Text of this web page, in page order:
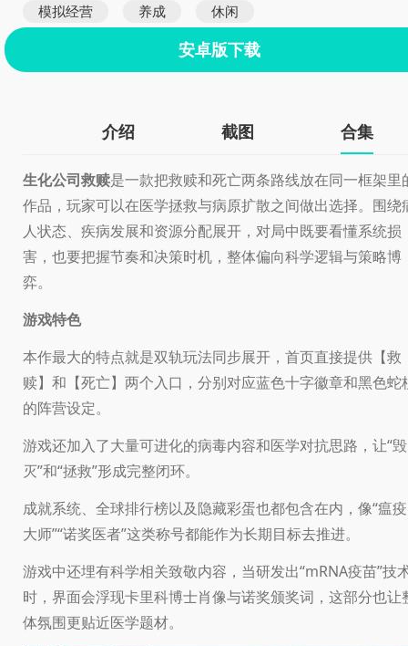
模拟经营 养成 休闲
安卓版下载
介绍 截图 合集
生化公司救赎是一款把救赎和死亡两条路线放在同一框架里
作品，玩家可以在医学拯救与病原扩散之间做出选择。围绕
人状态、疾病发展和资源分配展开，对局中既要看懂系统损
害，也要把握节奏和决策时机，整体偏向科学逻辑与策略博
弈。
游戏特色
本作最大的特点就是双轨玩法同步展开，首页直接提供【救
赎】和【死亡】两个入口，分别对应蓝色十字徽章和黑色蛇
的阵营设定。
游戏还加入了大量可进化的病毒内容和医学对抗思路，让“毁
灭”和“拯救”形成完整闭环。
成就系统、全球排行榜以及隐藏彩蛋也都包含在内，像“瘟疫
大师”“诺奖医者”这类称号都能作为长期目标去推进。
游戏中还埋有科学相关致敬内容，当研发出“mRNA疫苗”技
时，界面会浮现卡里科博士肖像与诺奖颁奖词，这部分也让
体氛围更贴近医学题材。